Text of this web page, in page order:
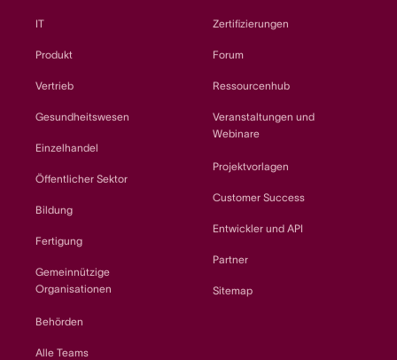
IT
Produkt
Vertrieb
Gesundheitswesen
Einzelhandel
Öffentlicher Sektor
Bildung
Fertigung
Gemeinnützige
Organisationen
Behörden
Alle Teams
Zertifizierungen
Forum
Ressourcenhub
Veranstaltungen und
Webinare
Projektvorlagen
Customer Success
Entwickler und API
Partner
Sitemap